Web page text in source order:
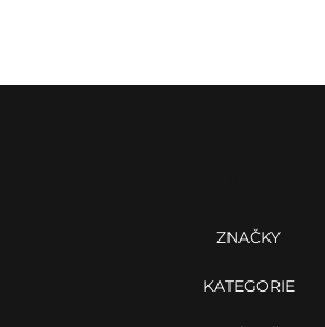
ZNAČKY
KATEGORIE